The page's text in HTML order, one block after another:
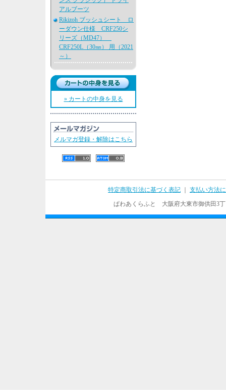
アルブーツ
Rikizoh ブッシュシート ロ
ーダウン仕様 CRF250シ
リーズ（MD47）
CRF250L（30㎜） 用（2021
～）
» カートの中身を見る
メルマガ登録・解除はこちら
特定商取引法に基づく表記
支払い方法
ぱわあくらふと 大阪府大東市御供田3